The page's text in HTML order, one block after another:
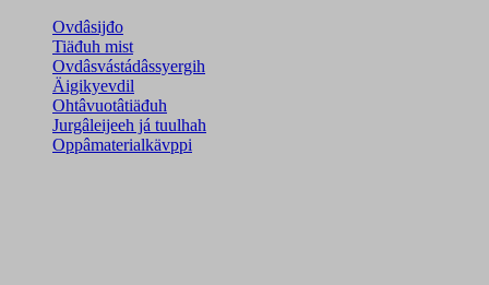
Ovdâsijđo
Tiäđuh mist
Ovdâsvástádâssyergih
Äigikyevdil
Ohtâvuotâtiäđuh
Jurgâleijeeh já tuulhah
Oppâmaterialkävppi